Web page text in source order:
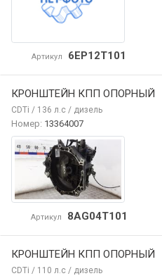
Артикул 6EP12T101
КРОНШТЕЙН КПП ОПОРНЫЙ
CDTi / 136 л.с / дизель
Номер: 13364007
Артикул 8AG04T101
КРОНШТЕЙН КПП ОПОРНЫЙ
CDTi / 110 л.с / дизель